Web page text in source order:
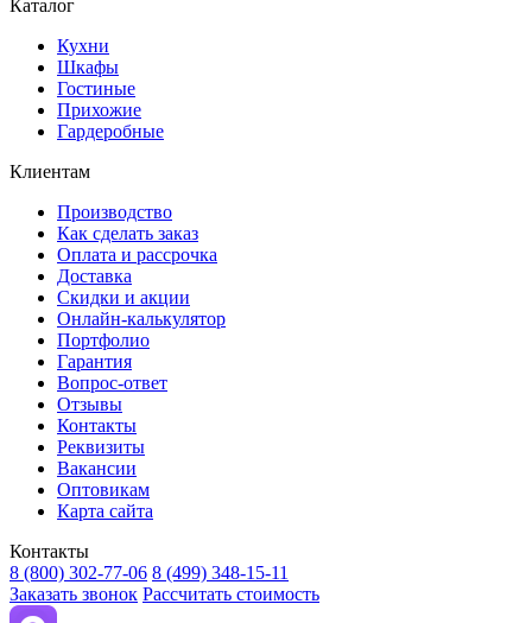
Каталог
Кухни
Шкафы
Гостиные
Прихожие
Гардеробные
Клиентам
Производство
Как сделать заказ
Оплата и рассрочка
Доставка
Скидки и акции
Онлайн-калькулятор
Портфолио
Гарантия
Вопрос-ответ
Отзывы
Контакты
Реквизиты
Вакансии
Оптовикам
Карта сайта
Контакты
8 (800) 302-77-06 8 (499) 348-15-11
Заказать звонок Рассчитать стоимость